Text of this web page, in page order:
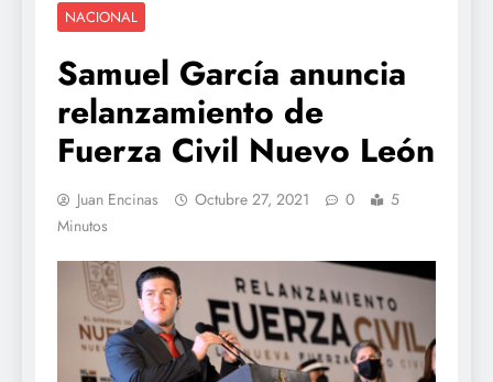
NACIONAL
Samuel García anuncia
relanzamiento de
Fuerza Civil Nuevo León
Juan Encinas Octubre 27, 2021 0
5
Minutos